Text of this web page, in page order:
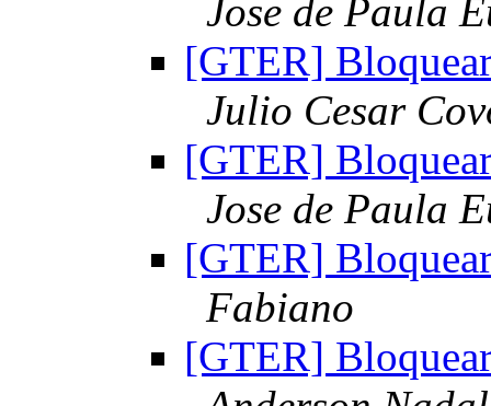
Jose de Paula
[GTER]
Julio Cesar
[GTER]
Jose de Paula
[GTER]
Fabiano
[GTER]